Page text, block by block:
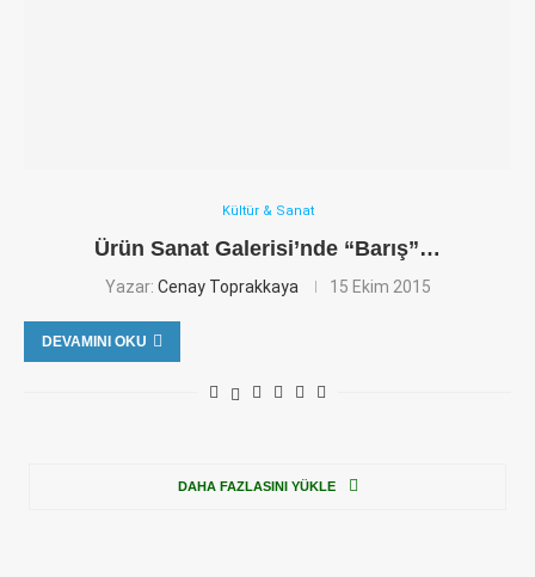
Kültür & Sanat
Ürün Sanat Galerisi’nde “Barış”…
Yazar: Cenay Toprakkaya 15 Ekim 2015
DEVAMINI OKU
DAHA FAZLASINI YÜKLE